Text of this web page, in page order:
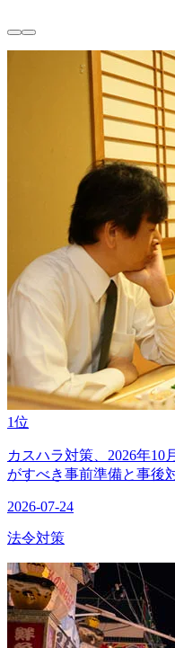
1位
カスハラ対策、2026年
がすべき事前準備と事後
2026-07-24
法令対策